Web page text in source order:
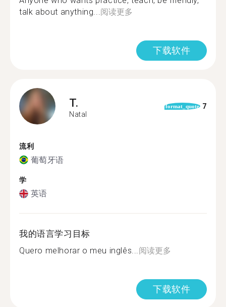
talk about anything...阅读更多
下载软件
T.
Natal
format_quote 7
流利
葡萄牙语
学
英语
我的语言学习目标
Quero melhorar o meu inglês...阅读更多
下载软件